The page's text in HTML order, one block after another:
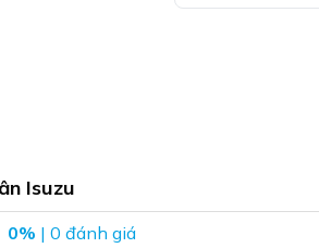
Sản
tùy
Isuzu
0% | 0 đánh giá